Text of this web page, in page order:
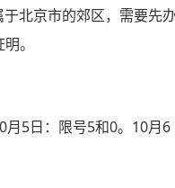
北京市的郊区，需要先
。
月5日：限号5和0。10月6